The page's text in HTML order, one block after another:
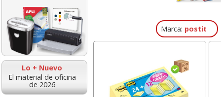
Lo + Nuevo
El material de oficina
de 2026
Marca: postit
Cartulinas Din A4, folio
Canson color Rojo Pte.
5,70 €
6,90 con Iva
Cinta Adhesiva
Magic 33x19 mm
desde:
24,62 con Iva